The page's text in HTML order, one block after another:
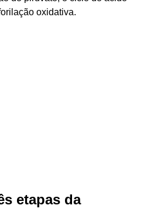
oxidativa.
etapas da